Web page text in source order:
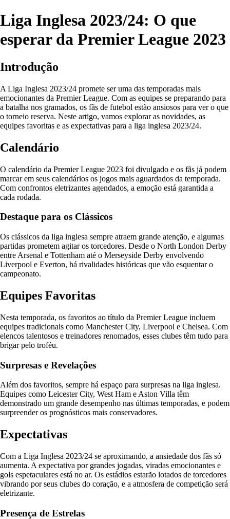
Liga Inglesa 2023/24: O que
esperar da Premier League 2023
Introdução
A Liga Inglesa 2023/24 promete ser uma das temporadas mais
emocionantes da Premier League. Com as equipes se preparando para
a batalha nos gramados, os fãs de futebol estão ansiosos para ver o que
o torneio reserva. Neste artigo, vamos explorar as novidades, as
equipes favoritas e as expectativas para a liga inglesa 2023/24.
Calendário
O calendário da Premier League 2023 foi divulgado e os fãs já podem
marcar em seus calendários os jogos mais aguardados da temporada.
Com confrontos eletrizantes agendados, a emoção está garantida a
cada rodada.
Destaque para os Clássicos
Os clássicos da liga inglesa sempre atraem grande atenção, e algumas
partidas prometem agitar os torcedores. Desde o North London Derby
entre Arsenal e Tottenham até o Merseyside Derby envolvendo
Liverpool e Everton, há rivalidades históricas que vão esquentar o
campeonato.
Equipes Favoritas
Nesta temporada, os favoritos ao título da Premier League incluem
equipes tradicionais como Manchester City, Liverpool e Chelsea. Com
elencos talentosos e treinadores renomados, esses clubes têm tudo para
brigar pelo troféu.
Surpresas e Revelações
Além dos favoritos, sempre há espaço para surpresas na liga inglesa.
Equipes como Leicester City, West Ham e Aston Villa têm
demonstrado um grande desempenho nas últimas temporadas, e podem
surpreender os prognósticos mais conservadores.
Expectativas
Com a Liga Inglesa 2023/24 se aproximando, a ansiedade dos fãs só
aumenta. A expectativa por grandes jogadas, viradas emocionantes e
gols espetaculares está no ar. Os estádios estarão lotados de torcedores
vibrando por seus clubes do coração, e a atmosfera de competição será
eletrizante.
Presença de Estrelas